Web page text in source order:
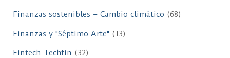
Finanzas sostenibles – Cambio climático (68)
Finanzas y "Séptimo Arte" (13)
Fintech-Techfin (32)